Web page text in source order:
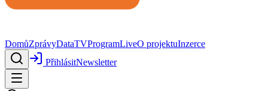
DomůZprávyDataTVProgramLiveO projektuInzerce
PřihlásitNewsletter